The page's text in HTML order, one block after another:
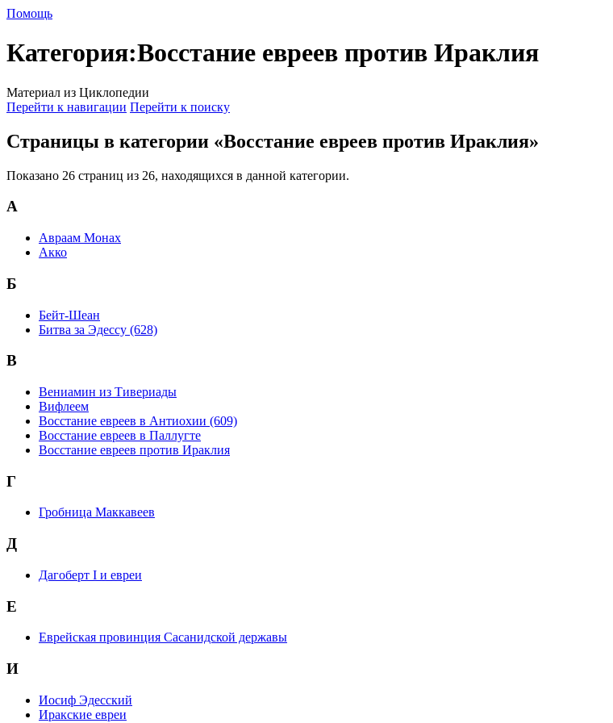
Помощь
Категория:Восстание евреев против Ираклия
Материал из Циклопедии
Перейти к навигации Перейти к поиску
Страницы в категории «Восстание евреев против Ираклия»
Показано 26 страниц из 26, находящихся в данной категории.
А
Авраам Монах
Акко
Б
Бейт-Шеан
Битва за Эдессу (628)
В
Вениамин из Тивериады
Вифлеем
Восстание евреев в Антиохии (609)
Восстание евреев в Паллугте
Восстание евреев против Ираклия
Г
Гробница Маккавеев
Д
Дагоберт I и евреи
Е
Еврейская провинция Сасанидской державы
И
Иосиф Эдесский
Иракские евреи